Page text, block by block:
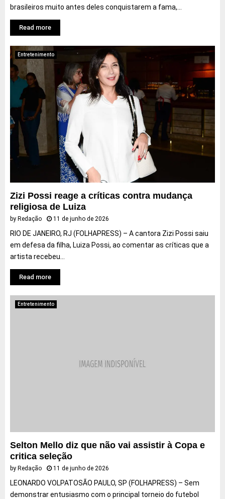
brasileiros muito antes deles conquistarem a fama,...
Read more
Entretenimento
Zizi Possi reage a críticas contra mudança
religiosa de Luiza
by Redação 11 de junho de 2026
RIO DE JANEIRO, RJ (FOLHAPRESS) – A cantora Zizi Possi saiu
em defesa da filha, Luiza Possi, ao comentar as críticas que a
artista recebeu...
Read more
Entretenimento
Selton Mello diz que não vai assistir à Copa e
critica seleção
by Redação 11 de junho de 2026
LEONARDO VOLPATOSÃO PAULO, SP (FOLHAPRESS) – Sem
demonstrar entusiasmo com o principal torneio do futebol